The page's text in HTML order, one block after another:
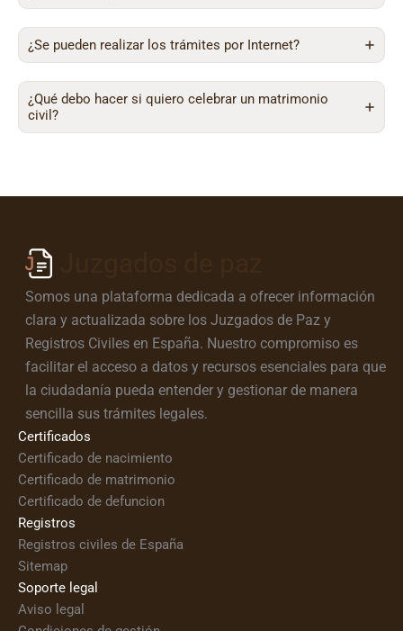
¿Se pueden realizar los trámites por Internet?
¿Qué debo hacer si quiero celebrar un matrimonio
civil?
Somos una plataforma dedicada a ofrecer información
clara y actualizada sobre los Juzgados de Paz y
Registros Civiles en España. Nuestro compromiso es
facilitar el acceso a datos y recursos esenciales para que
la ciudadanía pueda entender y gestionar de manera
sencilla sus trámites legales.
Certificados
Certificado de nacimiento
Certificado de matrimonio
Certificado de defuncion
Registros
Registros civiles de España
Sitemap
Soporte legal
Aviso legal